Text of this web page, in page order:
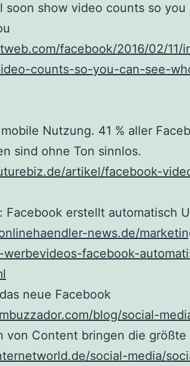
soon show video counts so you
facebook/2016/02/11/
counts-so-you-can-see-
Nutzung. 41 % aller
sind ohne Ton sinnlos.
artikel/facebook-
Facebook erstellt automatisch
news.de/
werbevideos-facebook-
neue Facebook
blog/social-
von Content bringen die größte
social-media/